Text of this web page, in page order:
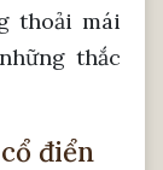
thoải mái
thắc
điển